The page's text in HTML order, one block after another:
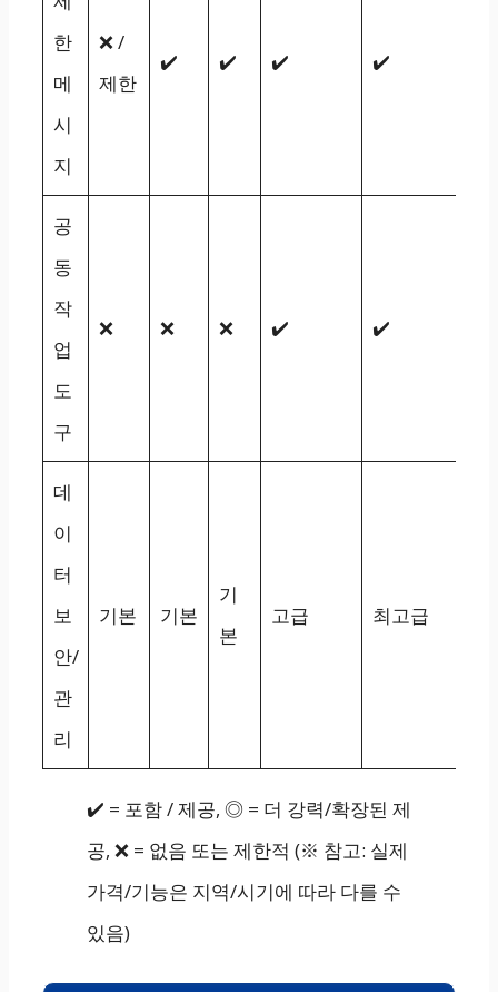
한
메
시
지
❌ /
제한
✔️ ✔️ ✔️ ✔️
공
동
작
업
도
구
❌ ❌ ❌ ✔️ ✔️
데
이
터
보
안/
관
리
기본 기본
기
본
고급 최고급
✔️ = 포함 / 제공, ◎ = 더 강력/확장된 제
공, ❌ = 없음 또는 제한적 (※ 참고: 실제
가격/기능은 지역/시기에 따라 다를 수
있음)